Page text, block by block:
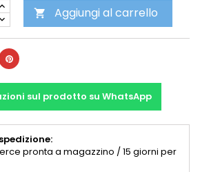
 Aggiungi al carrello
sul prodotto su WhatsApp
pronta a magazzino / 15 giorni per